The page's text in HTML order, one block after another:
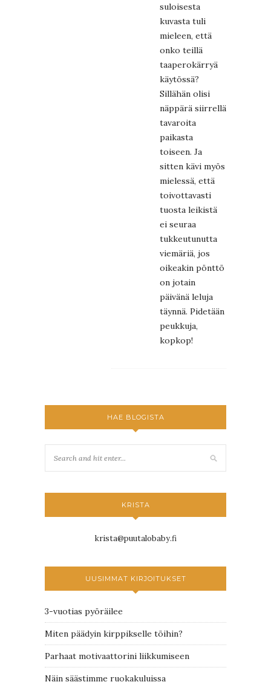
suloisesta
kuvasta tuli
mieleen, että
onko teillä
taaperokärryä
käytössä?
Sillähän olisi
näppärä siirrellä
tavaroita
paikasta
toiseen. Ja
sitten kävi myös
mielessä, että
toivottavasti
tuosta leikistä
ei seuraa
tukkeutunutta
viemäriä, jos
oikeakin pönttö
on jotain
päivänä leluja
täynnä. Pidetään
peukkuja,
kopkop!
HAE BLOGISTA
KRISTA
krista@puutalobaby.fi
UUSIMMAT KIRJOITUKSET
3-vuotias pyöräilee
Miten päädyin kirppikselle töihin?
Parhaat motivaattorini liikkumiseen
Näin säästimme ruokakuluissa